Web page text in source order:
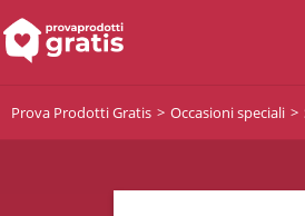
Prova Prodotti Gratis Occasioni speciali